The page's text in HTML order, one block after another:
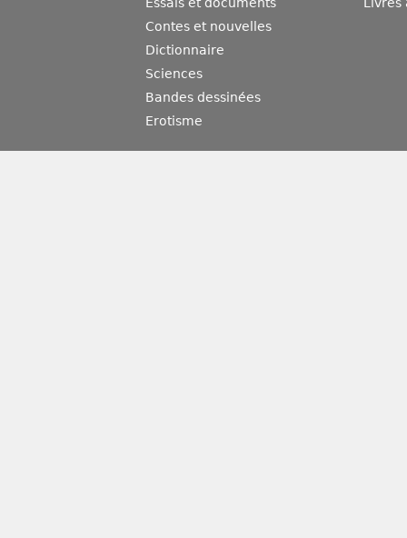
Essais et documents
Contes et nouvelles
Dictionnaire
Sciences
Bandes dessinées
Erotisme
Livres